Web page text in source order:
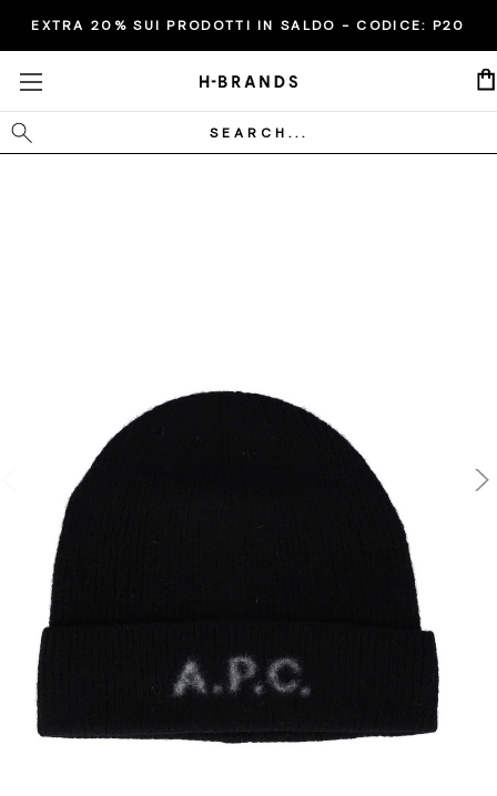
EXTRA 20% SUI PRODOTTI IN SALDO - CODICE: P20
Cerca